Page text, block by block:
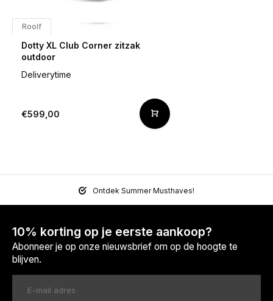
Roolf
Dotty XL Club Corner zitzak
outdoor
Deliverytime
€599,00
Ontdek Summer Musthaves!
10% korting op je eerste aankoop?
Abonneer je op onze nieuwsbrief om op de hoogte te
blijven.